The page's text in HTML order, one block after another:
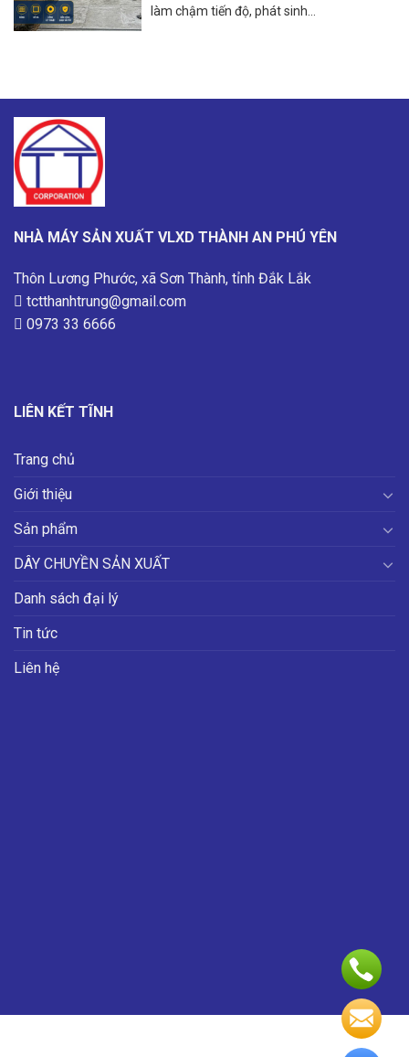
làm chậm tiến độ, phát sinh...
NHÀ MÁY SẢN XUẤT VLXD THÀNH AN PHÚ YÊN
Thôn Lương Phước, xã Sơn Thành, tỉnh Đắk Lắk
tctthanhtrung@gmail.com
0973 33 6666
LIÊN KẾT TĨNH
Trang chủ
Giới thiệu
Sản phẩm
DÂY CHUYỀN SẢN XUẤT
Danh sách đại lý
Tin tức
Liên hệ